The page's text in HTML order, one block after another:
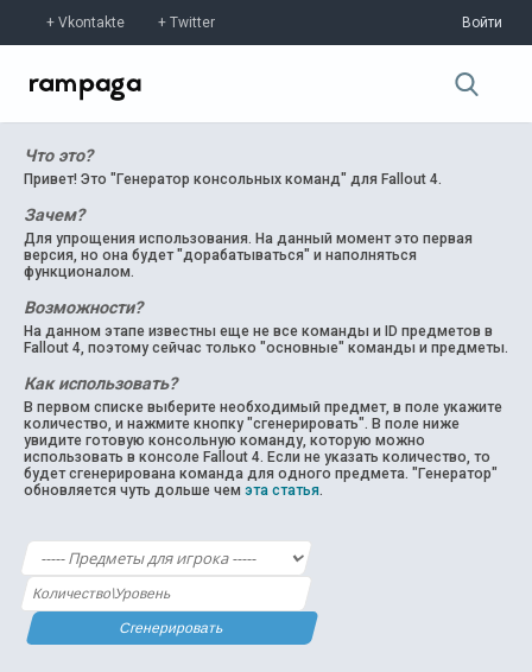
Vkontakte Twitter Войти
Что это?
Привет! Это "Генератор консольных команд" для Fallout 4.
Зачем?
Для упрощения использования. На данный момент это первая
версия, но она будет "дорабатываться" и наполняться
функционалом.
Возможности?
На данном этапе известны еще не все команды и ID предметов в
Fallout 4, поэтому сейчас только "основные" команды и предметы.
Как использовать?
В первом списке выберите необходимый предмет, в поле укажите
количество, и нажмите кнопку "сгенерировать". В поле ниже
увидите готовую консольную команду, которую можно
использовать в консоле Fallout 4. Если не указать количество, то
будет сгенерирована команда для одного предмета. "Генератор"
обновляется чуть дольше чем эта статья.
Сгенерировать